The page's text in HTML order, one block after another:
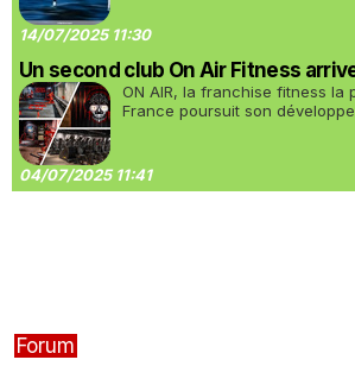
14/07/2025 11:30
Un second club On Air Fitness
ON AIR, la franchise fitness la
France poursuit son
04/07/2025 11:41
Forum